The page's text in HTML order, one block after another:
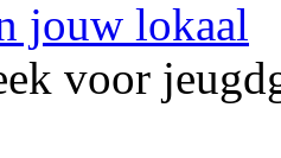
jouw lokaal
voor